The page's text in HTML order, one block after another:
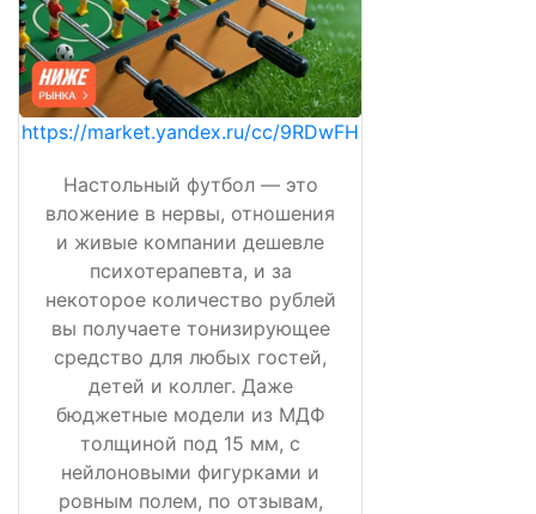
https://market.yandex.ru/cc/9RDwFH
Настольный футбол — это
вложение в нервы, отношения
и живые компании дешевле
психотерапевта, и за
некоторое количество рублей
вы получаете тонизирующее
средство для любых гостей,
детей и коллег. Даже
бюджетные модели из МДФ
толщиной под 15 мм, с
нейлоновыми фигурками и
ровным полем, по отзывам,